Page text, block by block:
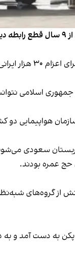
حج عمره ایرانیان به دلیل صادر نشدن مجوز پرواز از
پیش‌تر اعلام شده بود هواپیمایی
جمهوری اسلامی
هواپیمایی دو
از گروه‌های
به دست آمد و به